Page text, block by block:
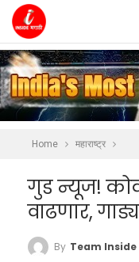
Home महाराष्ट्र
गुड न्यूज!
वाढणार,
By Team Inside